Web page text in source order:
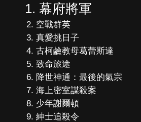
幕府將軍
空戰群英
真愛挑日子
古柯鹼教母葛蕾斯達
致命旅途
降世神通：最後的氣宗
海上密室謀殺案
少年謝爾頓
紳士追殺令